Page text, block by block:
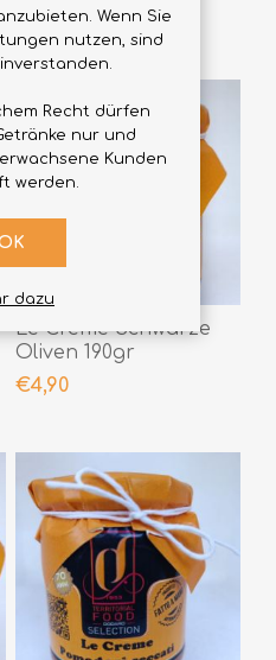
€4,90
Le Creme Schwarze
Oliven 190gr
€4,90
Wenn Sie
nutzen, sind
Recht dürfen
nur und
Kunden
werden.
dazu